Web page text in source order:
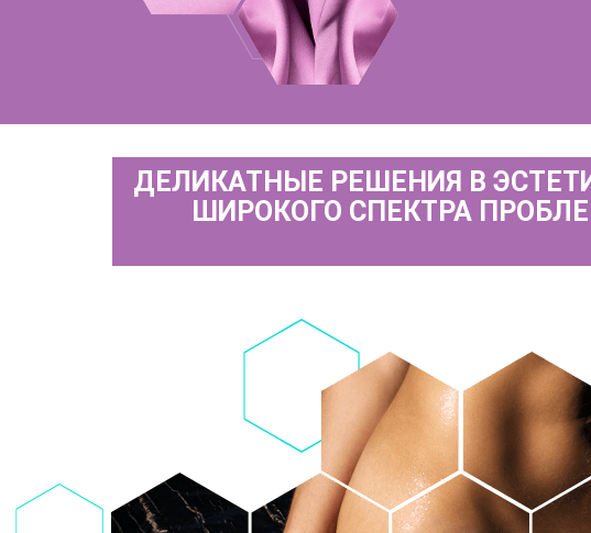
ДЕЛИКАТНЫЕ РЕШЕНИЯ В
ШИРОКОГО СПЕКТРА